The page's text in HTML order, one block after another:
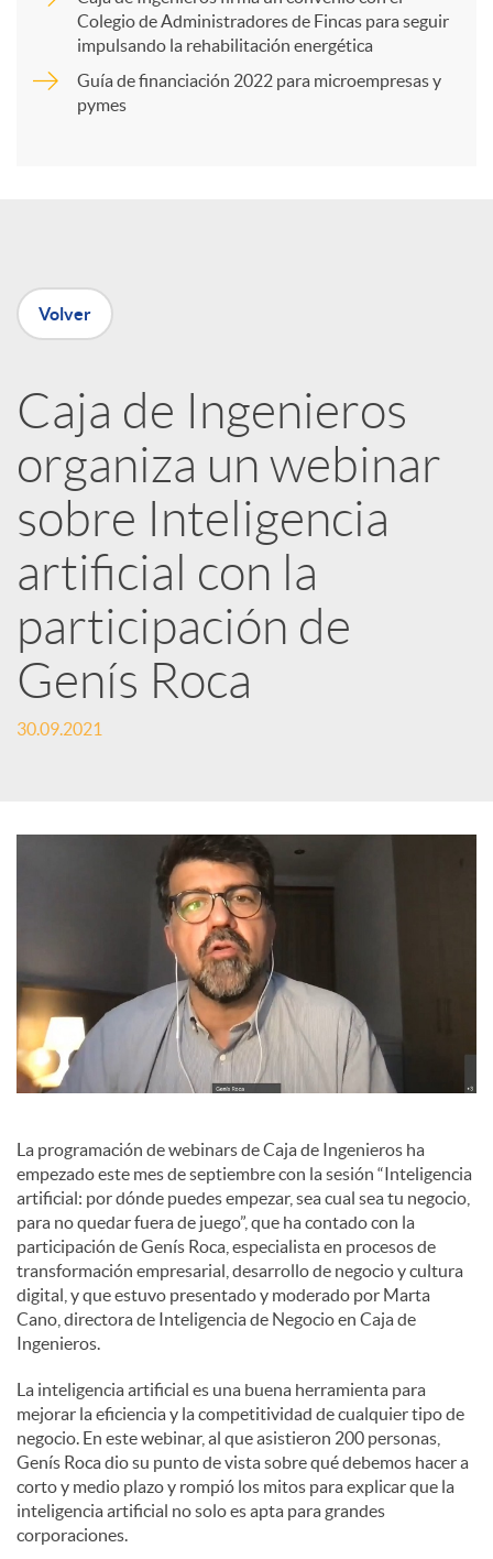
n
R
e
d
e
s
o
i
a
l
e
s
Colegio de Administradores de Fincas para seguir
impulsando la rehabilitación energética
Guía de financiación 2022 para microempresas y
pymes
Volver
Caja de Ingenieros
organiza un webinar
sobre Inteligencia
artificial con la
participación de
Genís Roca
30.09.2021
La programación de webinars de Caja de Ingenieros ha
empezado este mes de septiembre con la sesión “Inteligencia
artificial: por dónde puedes empezar, sea cual sea tu negocio,
para no quedar fuera de juego”, que ha contado con la
participación de Genís Roca, especialista en procesos de
transformación empresarial, desarrollo de negocio y cultura
digital, y que estuvo presentado y moderado por Marta
Cano, directora de Inteligencia de Negocio en Caja de
Ingenieros.
La inteligencia artificial es una buena herramienta para
mejorar la eficiencia y la competitividad de cualquier tipo de
negocio. En este webinar, al que asistieron 200 personas,
Genís Roca dio su punto de vista sobre qué debemos hacer a
corto y medio plazo y rompió los mitos para explicar que la
inteligencia artificial no solo es apta para grandes
corporaciones.